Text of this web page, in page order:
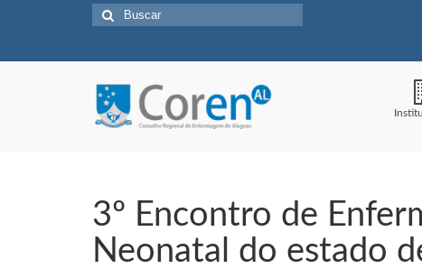
Buscar
por:
3º Encontro de
Neonatal do estado